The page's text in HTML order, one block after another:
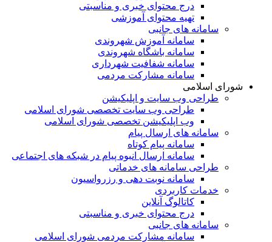
درج محتوای خبری و مناسبتی
تهیه محتوای آموزشی
سامانه های جانبی
سامانه آموزش شهروندی
سامانه باشگاه شهروندی
سامانه شفافیت شهرداری
سامانه مشارکت مردمی
شورای اسلامی
طراحی وب سایت و اپلیکیشن
طراحی وب سایت تخصصی شورای اسلامی
وب اپلیکیشن تخصصی شورای اسلامی
سامانه های ارسال پیام
سامانه پیام کوتاه
سامانه ارسال انبوه پیام در شبکه های اجتماعی
طراحی سامانه های خدماتی
سامانه نوبت دهی و رزرواسیون
خدمات کاربردی
کاتالوگ آنلاین
درج محتوای خبری و مناسبتی
سامانه های جانبی
سامانه مشارکت مردمی شورای اسلامی